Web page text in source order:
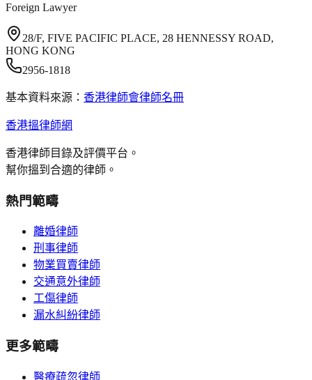
Foreign Lawyer
28/F, FIVE PACIFIC PLACE, 28 HENNESSY ROAD,
HONG KONG
2956-1818
基本資料來源： 香港律師會律師名冊
香港搵律師網
香港律師目錄及評價平台。
幫你搵到合適的律師。
熱門範疇
離婚律師
刑事律師
物業買賣律師
交通意外律師
工傷律師
漏水糾紛律師
更多範疇
醫療疏忽律師